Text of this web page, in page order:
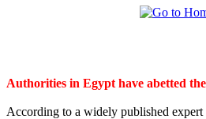
Authorities in Egypt have abetted
According to a widely published